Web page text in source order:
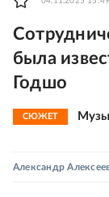
была
Годшо
СЮЖЕТ
Александр